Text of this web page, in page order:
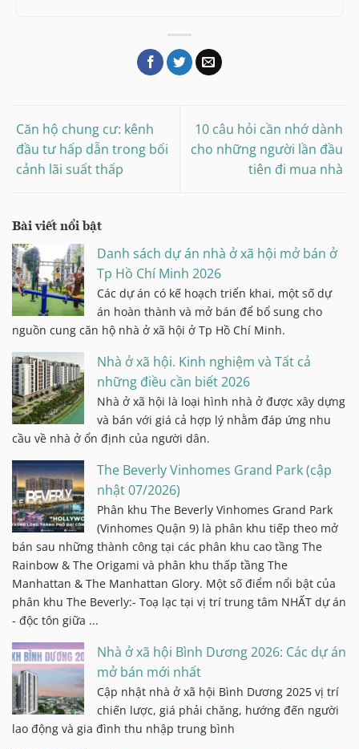
Căn hộ chung cư: kênh
đầu tư hấp dẫn trong bối
cảnh lãi suất thấp
10 câu hỏi cần nhớ dành
cho những người lần đầu
tiên đi mua nhà
Bài viết nổi bật
Danh sách dự án nhà ở xã hội mở bán ở
Tp Hồ Chí Minh 2026
Các dự án có kế hoạch triển khai, một số dự
án hoàn thành và mở bán để bổ sung cho
nguồn cung căn hộ nhà ở xã hội ở Tp Hồ Chí Minh.
Nhà ở xã hội. Kinh nghiệm và Tất cả
những điều cần biết 2026
Nhà ở xã hội là loại hình nhà ở được xây dựng
và bán với giá cả hợp lý nhằm đáp ứng nhu
cầu về nhà ở ổn định của người dân.
The Beverly Vinhomes Grand Park (cập
nhật 07/2026)
Phân khu The Beverly Vinhomes Grand Park
(Vinhomes Quận 9) là phân khu tiếp theo mở
bán sau những thành công tại các phân khu cao tầng The
Rainbow & The Origami và phân khu thấp tầng The
Manhattan & The Manhattan Glory. Một số điểm nổi bật của
phân khu The Beverly:- Toạ lạc tại vị trí trung tâm NHẤT dự án
- độc tôn giữa ...
Nhà ở xã hội Bình Dương 2026: Các dự án
mở bán mới nhất
Cập nhật nhà ở xã hội Bình Dương 2025 vị trí
chiến lược, giá phải chăng, hướng đến người
lao động và gia đình thu nhập trung bình